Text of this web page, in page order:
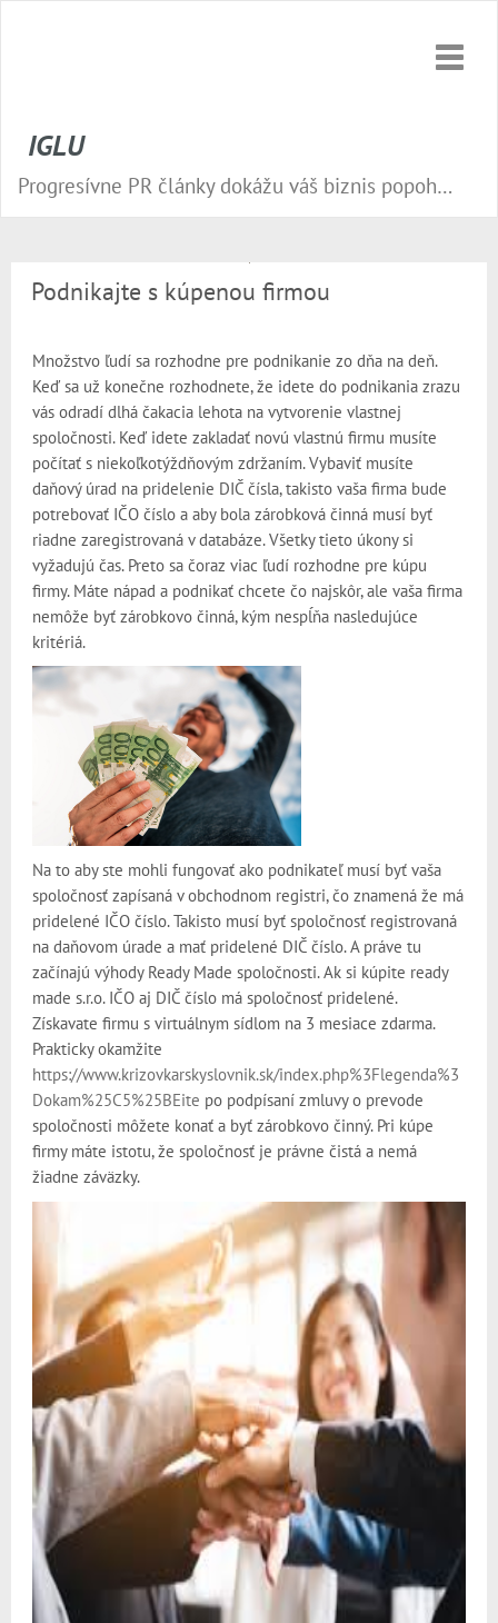
Toggle
IGLU
Progresívne PR články dokážu váš biznis popohnať vesmírnou rýchlosťou vpred. Nepremeškajte tú správnu príležitosť a publikujte na našom webe.
Podnikajte s kúpenou firmou
Množstvo ľudí sa rozhodne pre podnikanie zo dňa na deň.
Keď sa už konečne rozhodnete, že idete do podnikania zrazu
vás odradí dlhá čakacia lehota na vytvorenie vlastnej
spoločnosti. Keď idete zakladať novú vlastnú firmu musíte
počítať s niekoľkotýždňovým zdržaním. Vybaviť musíte
daňový úrad na pridelenie DIČ čísla, takisto vaša firma bude
potrebovať IČO číslo a aby bola zárobková činná musí byť
riadne zaregistrovaná v databáze. Všetky tieto úkony si
vyžadujú čas. Preto sa čoraz viac ľudí rozhodne pre kúpu
firmy. Máte nápad a podnikať chcete čo najskôr, ale vaša firma
nemôže byť zárobkovo činná, kým nespĺňa nasledujúce
kritériá.
Na to aby ste mohli fungovať ako podnikateľ musí byť vaša
spoločnosť zapísaná v obchodnom registri, čo znamená že má
pridelené IČO číslo. Takisto musí byť spoločnosť registrovaná
na daňovom úrade a mať pridelené DIČ číslo. A práve tu
začínajú výhody Ready Made spoločnosti. Ak si kúpite ready
made s.r.o. IČO aj DIČ číslo má spoločnosť pridelené.
Získavate firmu s virtuálnym sídlom na 3 mesiace zdarma.
Prakticky okamžite
https://www.krizovkarskyslovnik.sk/index.php%3Flegenda%3
Dokam%25C5%25BEite po podpísaní zmluvy o prevode
spoločnosti môžete konať a byť zárobkovo činný. Pri kúpe
firmy máte istotu, že spoločnosť je právne čistá a nemá
žiadne záväzky.